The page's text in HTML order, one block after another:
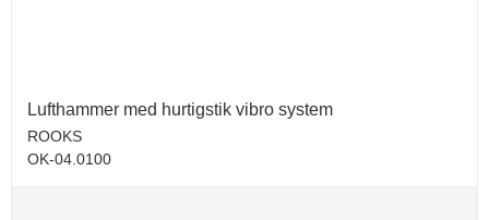
Lufthammer med hurtigstik vibro system
ROOKS
OK-04.0100